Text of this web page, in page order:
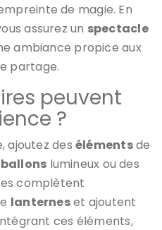
de magie. En
assurez un spectacle
ambiance propice aux
partage.
peuvent
?
ajoutez des élémentsde
ballons lumineux ou des
complètent
lanterneset ajoutent
ces éléments,